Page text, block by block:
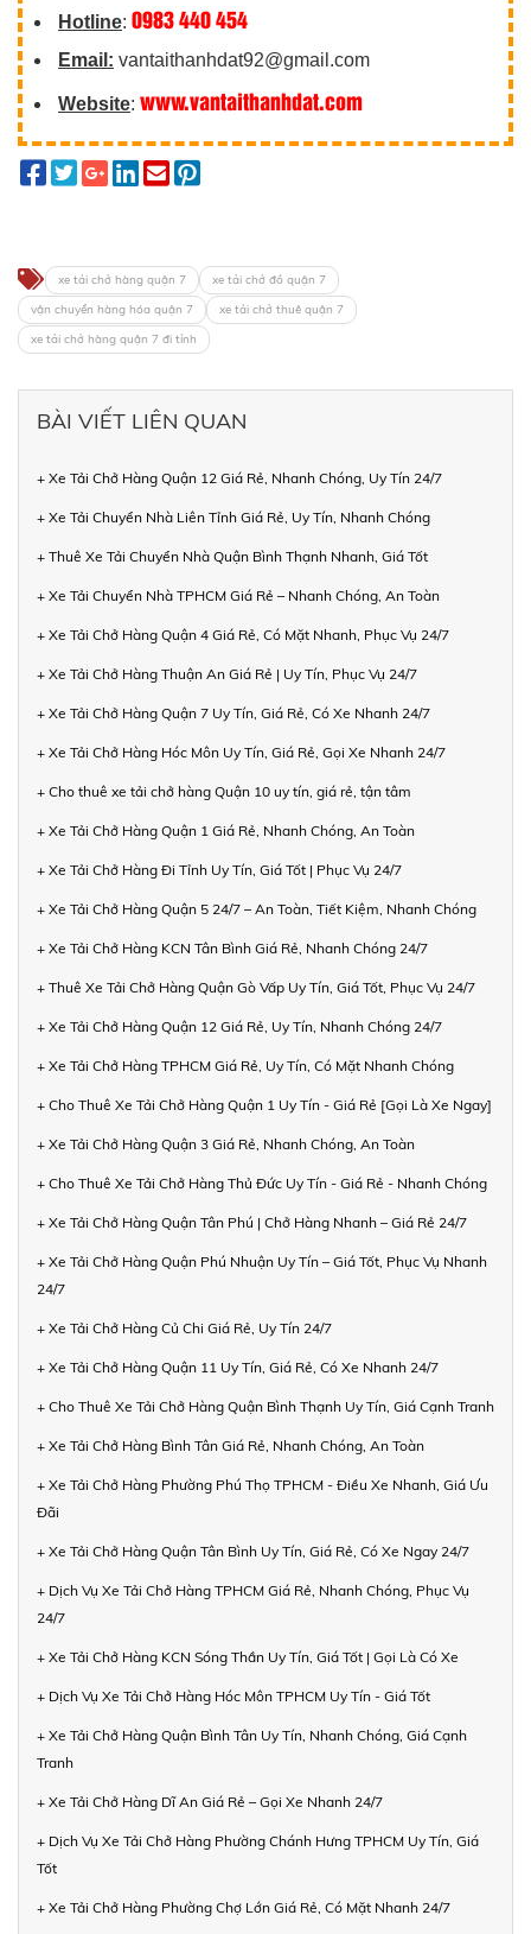
Hotline: 0983 440 454
Email: vantaithanhdat92@gmail.com
Website: www.vantaithanhdat.com
xe tải chở hàng quận 7
xe tải chở đồ quận 7
vận chuyển hàng hóa quận 7
xe tải chở thuê quận 7
xe tải chở hàng quận 7 đi tỉnh
BÀI VIẾT LIÊN QUAN
+ Xe Tải Chở Hàng Quận 12 Giá Rẻ, Nhanh Chóng, Uy Tín 24/7
+ Xe Tải Chuyển Nhà Liên Tỉnh Giá Rẻ, Uy Tín, Nhanh Chóng
+ Thuê Xe Tải Chuyển Nhà Quận Bình Thạnh Nhanh, Giá Tốt
+ Xe Tải Chuyển Nhà TPHCM Giá Rẻ – Nhanh Chóng, An Toàn
+ Xe Tải Chở Hàng Quận 4 Giá Rẻ, Có Mặt Nhanh, Phục Vụ 24/7
+ Xe Tải Chở Hàng Thuận An Giá Rẻ | Uy Tín, Phục Vụ 24/7
+ Xe Tải Chở Hàng Quận 7 Uy Tín, Giá Rẻ, Có Xe Nhanh 24/7
+ Xe Tải Chở Hàng Hóc Môn Uy Tín, Giá Rẻ, Gọi Xe Nhanh 24/7
+ Cho thuê xe tải chở hàng Quận 10 uy tín, giá rẻ, tận tâm
+ Xe Tải Chở Hàng Quận 1 Giá Rẻ, Nhanh Chóng, An Toàn
+ Xe Tải Chở Hàng Đi Tỉnh Uy Tín, Giá Tốt | Phục Vụ 24/7
+ Xe Tải Chở Hàng Quận 5 24/7 – An Toàn, Tiết Kiệm, Nhanh Chóng
+ Xe Tải Chở Hàng KCN Tân Bình Giá Rẻ, Nhanh Chóng 24/7
+ Thuê Xe Tải Chở Hàng Quận Gò Vấp Uy Tín, Giá Tốt, Phục Vụ 24/7
+ Xe Tải Chở Hàng Quận 12 Giá Rẻ, Uy Tín, Nhanh Chóng 24/7
+ Xe Tải Chở Hàng TPHCM Giá Rẻ, Uy Tín, Có Mặt Nhanh Chóng
+ Cho Thuê Xe Tải Chở Hàng Quận 1 Uy Tín - Giá Rẻ [Gọi Là Xe Ngay]
+ Xe Tải Chở Hàng Quận 3 Giá Rẻ, Nhanh Chóng, An Toàn
+ Cho Thuê Xe Tải Chở Hàng Thủ Đức Uy Tín - Giá Rẻ - Nhanh Chóng
+ Xe Tải Chở Hàng Quận Tân Phú | Chở Hàng Nhanh – Giá Rẻ 24/7
+ Xe Tải Chở Hàng Quận Phú Nhuận Uy Tín – Giá Tốt, Phục Vụ Nhanh
24/7
+ Xe Tải Chở Hàng Củ Chi Giá Rẻ, Uy Tín 24/7
+ Xe Tải Chở Hàng Quận 11 Uy Tín, Giá Rẻ, Có Xe Nhanh 24/7
+ Cho Thuê Xe Tải Chở Hàng Quận Bình Thạnh Uy Tín, Giá Cạnh Tranh
+ Xe Tải Chở Hàng Bình Tân Giá Rẻ, Nhanh Chóng, An Toàn
+ Xe Tải Chở Hàng Phường Phú Thọ TPHCM - Điều Xe Nhanh, Giá Ưu
Đãi
+ Xe Tải Chở Hàng Quận Tân Bình Uy Tín, Giá Rẻ, Có Xe Ngay 24/7
+ Dịch Vụ Xe Tải Chở Hàng TPHCM Giá Rẻ, Nhanh Chóng, Phục Vụ
24/7
+ Xe Tải Chở Hàng KCN Sóng Thần Uy Tín, Giá Tốt | Gọi Là Có Xe
+ Dịch Vụ Xe Tải Chở Hàng Hóc Môn TPHCM Uy Tín - Giá Tốt
+ Xe Tải Chở Hàng Quận Bình Tân Uy Tín, Nhanh Chóng, Giá Cạnh
Tranh
+ Xe Tải Chở Hàng Dĩ An Giá Rẻ – Gọi Xe Nhanh 24/7
+ Dịch Vụ Xe Tải Chở Hàng Phường Chánh Hưng TPHCM Uy Tín, Giá
Tốt
+ Xe Tải Chở Hàng Phường Chợ Lớn Giá Rẻ, Có Mặt Nhanh 24/7